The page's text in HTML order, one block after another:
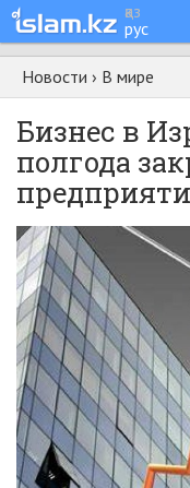
қаз
рус
Новости › В мире
Бизнес в
полгода